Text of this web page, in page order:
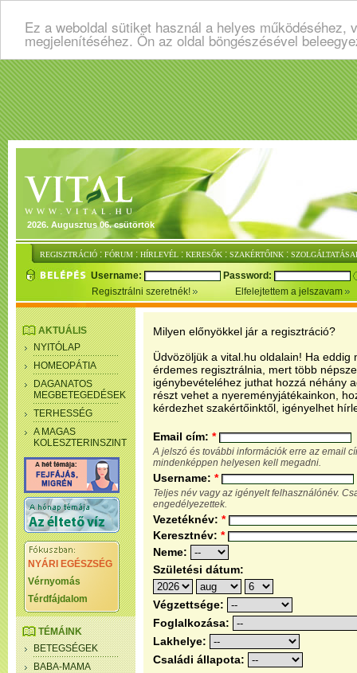
Ez a weboldal sütiket használ a helyes
megjelenítéséhez. Ön az oldal böngészésével
2026. Augusztus 06. csütörtök
REGISZTRÁCIÓ : FÓRUM : HÍRLEVÉL : KERESŐK : SZAKÉRTŐINK :
Username:
Password:
Regisztrálni szeretnék!
Elfelejtettem a jelszavam
AKTUÁLIS
NYITÓLAP
HOMEOPÁTIA
DAGANATOS
MEGBETEGEDÉSEK
TERHESSÉG
A MAGAS
KOLESZTERINSZINT
NYÁRI EGÉSZSÉG
Vérnyomás
Térdfájdalom
TÉMÁINK
BETEGSÉGEK
BABA-MAMA
Milyen előnyökkel jár a regisztráció?
Üdvözöljük a vital.hu oldalain! Ha eddig
érdemes regisztrálnia, mert több
igénybevételéhez juthat hozzá néhány
részt vehet a nyereményjátékainkon,
kérdezhet szakértőinktől, igényelhet
Email cím: *
A jelszó és további információk erre az email
mindenképpen helyesen kell megadni.
Username: *
Teljes név vagy az igényelt felhasználónév.
engedélyezettek.
Vezetéknév: *
Keresztnév: *
Neme:
Születési dátum:
Végzettsége:
Foglalkozása:
Lakhelye:
Családi állapota: